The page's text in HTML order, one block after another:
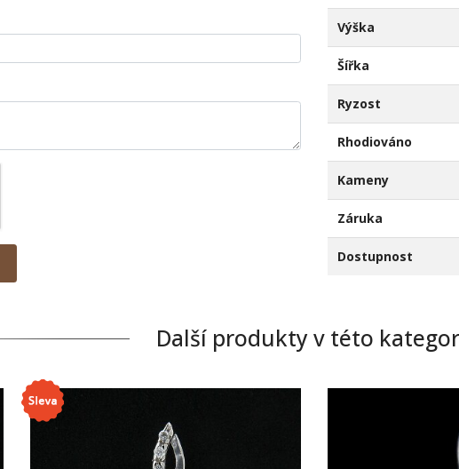
Výška
Šířka
Ryzost
Rhodiováno
Kameny
Záruka
Dostupnost
Další produkty v této